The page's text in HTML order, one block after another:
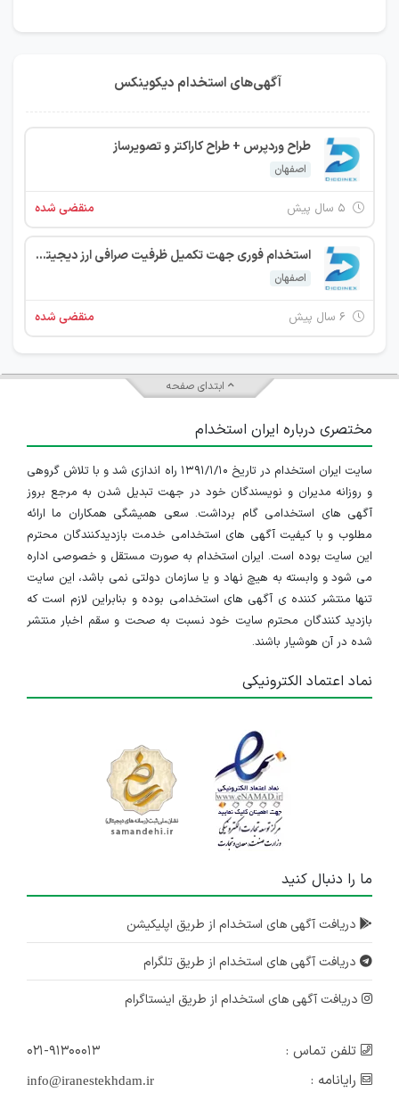
آگهی‌های استخدام دیکوینکس
طراح وردپرس + طراح کاراکتر و تصویرساز
اصفهان
منقضی شده
استخدام فوری جهت تکمیل ظرفیت صرافی ارز دیجیتال
اصفهان
منقضی شده
ابتدای صفحه
مختصری درباره ایران استخدام
سایت ایران استخدام در تاریخ ۱۳۹۱/۱/۱۰ راه اندازی شد و با تلاش گروهی
و روزانه مدیران و نویسندگان خود در جهت تبدیل شدن به مرجع بروز
آگهی های استخدامی گام برداشت. سعی همیشگی همکاران ما ارائه
مطلوب و با کیفیت آگهی های استخدامی خدمت بازدیدکنندگان محترم
این سایت بوده است. ایران استخدام به صورت مستقل و خصوصی اداره
می شود و وابسته به هیچ نهاد و یا سازمان دولتی نمی باشد، این سایت
تنها منتشر کننده ی آگهی های استخدامی بوده و بنابراین لازم است که
بازدید کنندگان محترم سایت خود نسبت به صحت و سقم اخبار منتشر
شده در آن هوشیار باشند.
نماد اعتماد الکترونیکی
ما را دنبال کنید
دریافت آگهی های استخدام از طریق اپلیکیشن
دریافت آگهی های استخدام از طریق تلگرام
دریافت آگهی های استخدام از طریق اینستاگرام
تلفن تماس :
۰۲۱-۹۱۳۰۰۰۱۳
رایانامه :
info@iranestekhdam.ir